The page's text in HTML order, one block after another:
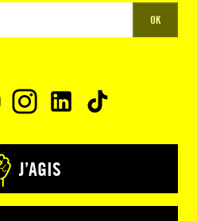
OK
J’AGIS